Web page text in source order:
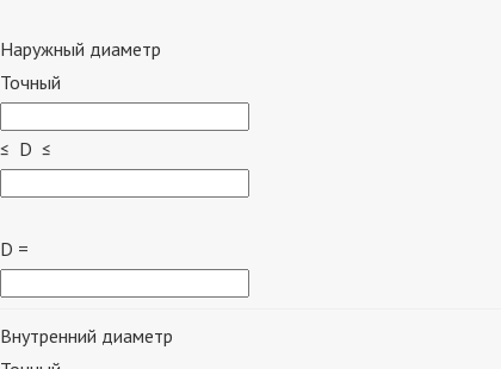
Наружный диаметр
Точный
≤ D ≤
D =
Внутренний диаметр